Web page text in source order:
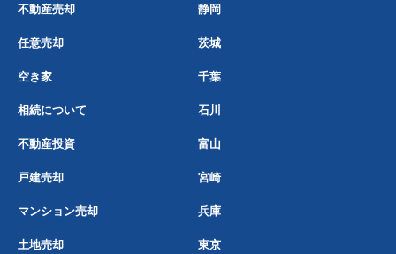
不動産売却 静岡
任意売却 茨城
空き家 千葉
相続について 石川
不動産投資 富山
戸建売却 宮崎
マンション売却 兵庫
土地売却 東京